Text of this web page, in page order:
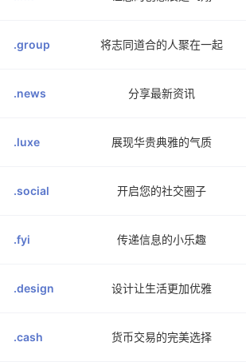
.group 将志同道合的人聚在一起
.news 分享最新资讯
.luxe 展现华贵典雅的气质
.social 开启您的社交圈子
.fyi 传递信息的小乐趣
.design 设计让生活更加优雅
.cash 货币交易的完美选择